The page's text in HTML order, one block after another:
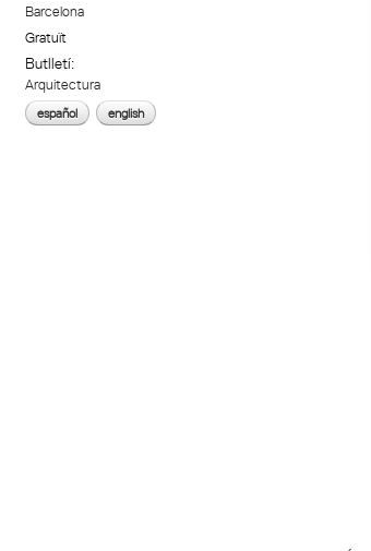
Barcelona
Gratuït
Butlletí:
Arquitectura
español english